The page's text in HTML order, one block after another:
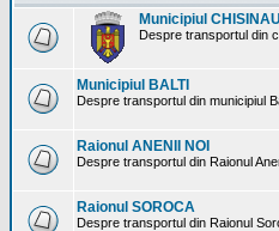
Municipiul CHISINAU
Despre transportul din
Municipiul BALTI
Despre transportul din municipiul
Raionul ANENII NOI
Despre transportul din Raionul
Raionul SOROCA
Despre transportul din Raionul